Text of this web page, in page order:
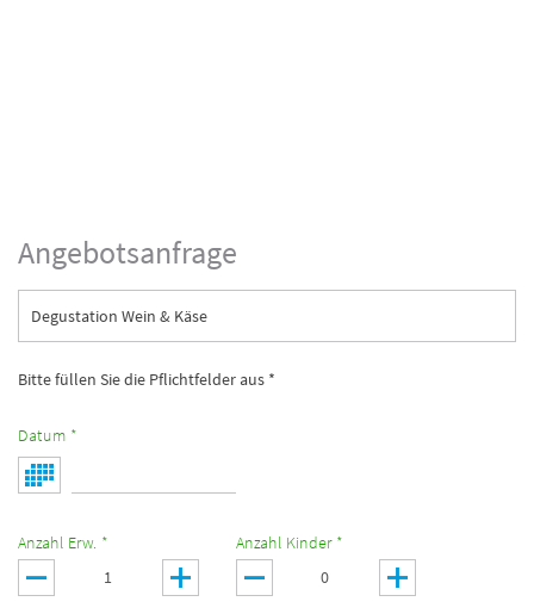
Angebotsanfrage
Degustation Wein & Käse
Bitte füllen Sie die Pflichtfelder aus *
Datum *
Anzahl Erw. * Anzahl Kinder *